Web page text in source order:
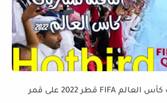
القنوات الناقلة لمباريات كأس العالم FIFA قطر 2022 على قمر